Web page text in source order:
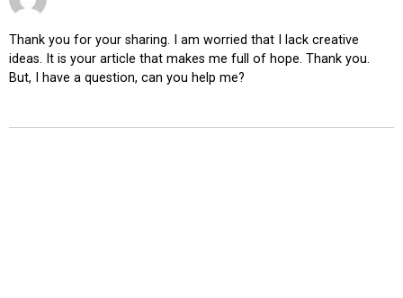
Thank you for your sharing. I am worried that I lack creative
ideas. It is your article that makes me full of hope. Thank you.
But, I have a question, can you help me?